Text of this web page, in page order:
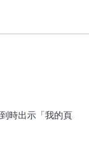
時出示「我的頁